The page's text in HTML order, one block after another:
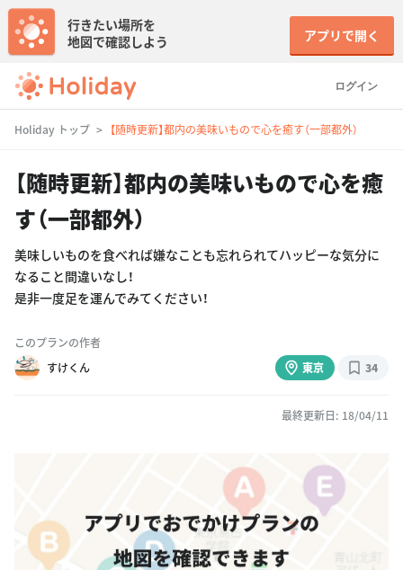
ログイン
行きたい場所を
地図で確認しよう
アプリで開く
Holiday トップ 【随時更新】都内の美味いもので心を癒す（一部都外）
【随時更新】都内の美味いもので心を癒
す（一部都外）
美味しいものを食べれば嫌なことも忘れられてハッピーな気分に
なること間違いなし！
是非一度足を運んでみてください！
このプランの作者
すけくん
東京 34
最終更新日: 18/04/11